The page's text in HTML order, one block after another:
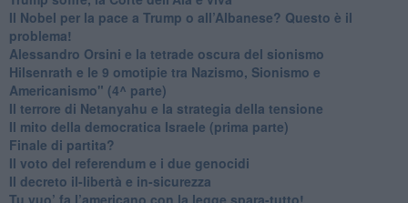
​Il Nobel per la pace a Trump o all’Albanese? Questo è il
problema!
​Alessandro Orsini e la tetrade oscura del sionismo
​Hilsenrath e le 9 omotipie tra Nazismo, Sionismo e
Americanismo" (4^ parte)
​Il terrore di Netanyahu e la strategia della tensione
Il mito della democratica Israele (prima parte)
​Finale di partita?
​Il voto del referendum e i due genocidi
Il decreto il-libertà e in-sicurezza
Tu vuo’ fa l’americano con la legge spara-tutto!